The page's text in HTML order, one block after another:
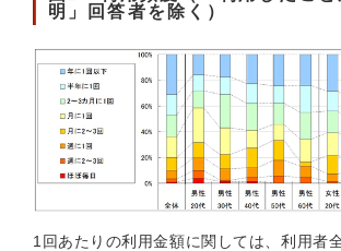
明」回答者を除く）
1回あたりの利用金額に関しては、利用者